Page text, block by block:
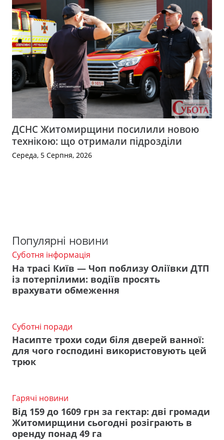
ДСНС Житомирщини посилили новою
технікою: що отримали підрозділи
Середа, 5 Серпня, 2026
Популярні новини
Суботня інформація
На трасі Київ — Чоп поблизу Оліївки ДТП
із потерпілими: водіїв просять
врахувати обмеження
Суботні поради
Насипте трохи соди біля дверей ванної:
для чого господині використовують цей
трюк
Гарячі новини
Від 159 до 1609 грн за гектар: дві громади
Житомирщини сьогодні розіграють в
оренду понад 49 га